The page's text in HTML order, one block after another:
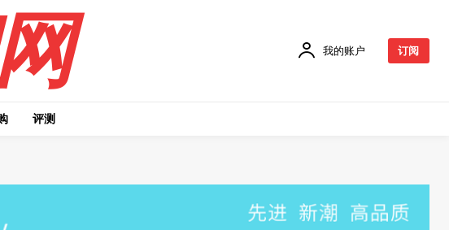
我的账户 订阅
评测